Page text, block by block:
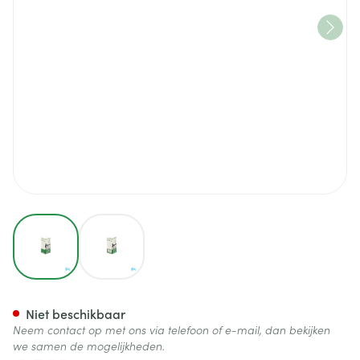
View larger image
Niet beschikbaar
Neem contact op met ons via telefoon of e-mail, dan bekijken
we samen de mogelijkheden.